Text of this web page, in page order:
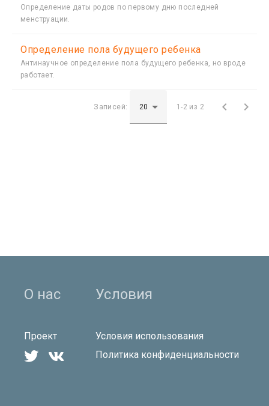
Определение даты родов по первому дню последней
менструации.
Определение пола будущего ребенка
Антинаучное определение пола будущего ребенка, но вроде
работает.
Записей: 1-2 из 2  
О нас
Проект
 
Условия
Условия использования
Политика конфиденциальности